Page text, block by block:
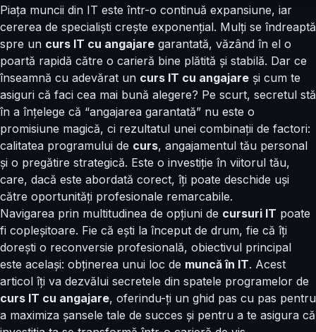
Piața muncii din IT este într-o continuă expansiune, iar
cererea de specialiști crește exponențial. Mulți se îndreaptă
spre un curs IT cu angajare garantată, văzând în el o
poartă rapidă către o carieră bine plătită și stabilă. Dar ce
înseamnă cu adevărat un curs IT cu angajare și cum te
asiguri că faci cea mai bună alegere? Pe scurt, secretul stă
în a înțelege că “angajarea garantată” nu este o
promisiune magică, ci rezultatul unei combinații de factori:
calitatea programului de curs, angajamentul tău personal
și o pregătire strategică. Este o investiție în viitorul tău,
care, dacă este abordată corect, îți poate deschide uși
către oportunități profesionale remarcabile.
Navigarea prin multitudinea de opțiuni de cursuri IT poate
fi copleșitoare. Fie că ești la început de drum, fie că îți
dorești o reconversie profesională, obiectivul principal
este același: obținerea unui loc de muncă în IT. Acest
articol îți va dezvălui secretele din spatele programelor de
curs IT cu angajare, oferindu-ți un ghid pas cu pas pentru
a maximiza șansele tale de succes și pentru a te asigura că